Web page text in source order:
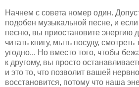
Начнем с совета номер один.
подобен музыкальной песне, и
песню, вы приостановите энергию
читать книгу, мыть посуду, смотреть
угодно... Но вместо того, чтобы
к другому, вы просто
и это то, что позволит вашей
восстановится, потому что наша